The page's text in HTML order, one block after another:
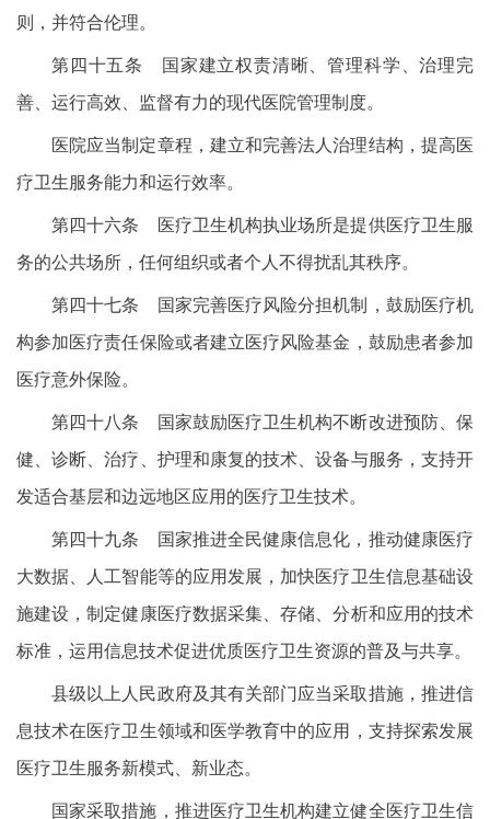
则，并符合伦理。
第四十五条 国家建立权责清晰、管理科学、治理完
善、运行高效、监督有力的现代医院管理制度。
医院应当制定章程，建立和完善法人治理结构，提高医
疗卫生服务能力和运行效率。
第四十六条 医疗卫生机构执业场所是提供医疗卫生服
务的公共场所，任何组织或者个人不得扰乱其秩序。
第四十七条 国家完善医疗风险分担机制，鼓励医疗机
构参加医疗责任保险或者建立医疗风险基金，鼓励患者参加
医疗意外保险。
第四十八条 国家鼓励医疗卫生机构不断改进预防、保
健、诊断、治疗、护理和康复的技术、设备与服务，支持开
发适合基层和边远地区应用的医疗卫生技术。
第四十九条 国家推进全民健康信息化，推动健康医疗
大数据、人工智能等的应用发展，加快医疗卫生信息基础设
施建设，制定健康医疗数据采集、存储、分析和应用的技术
标准，运用信息技术促进优质医疗卫生资源的普及与共享。
县级以上人民政府及其有关部门应当采取措施，推进信
息技术在医疗卫生领域和医学教育中的应用，支持探索发展
医疗卫生服务新模式、新业态。
国家采取措施，推进医疗卫生机构建立健全医疗卫生信